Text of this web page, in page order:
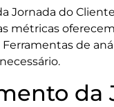
Jornada do
métricas
de
da